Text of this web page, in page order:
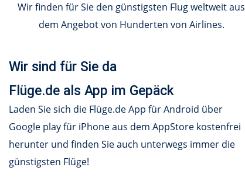
Wir finden für Sie den günstigsten Flug weltweit aus
dem Angebot von Hunderten von Airlines.
Wir sind für Sie da
Flüge.de als App im Gepäck
Laden Sie sich die Flüge.de App für Android über
Google play für iPhone aus dem AppStore kostenfrei
herunter und finden Sie auch unterwegs immer die
günstigsten Flüge!